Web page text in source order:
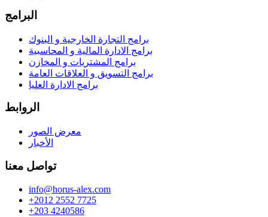
البرامج
برامج التجارة الخارجية و البنوك
برامج الادارة المالية و المحاسبية
برامج المشتريات و المخازن
برامج التسويق و العلاقات العامة
برامج الادارة العليا
الروابط
معرض الصور
الأخبار
تواصل معنا
info@horus-alex.com
+2012 2552 7725
+203 4240586